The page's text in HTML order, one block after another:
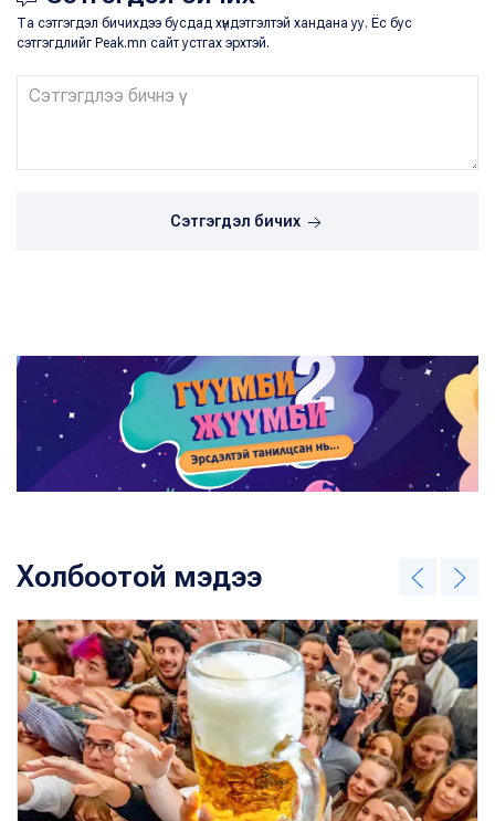
Та сэтгэгдэл бичихдээ бусдад хүндэтгэлтэй хандана уу. Ёс бус
сэтгэгдлийг Peak.mn сайт устгах эрхтэй.
Сэтгэгдэл бичих
Холбоотой мэдээ